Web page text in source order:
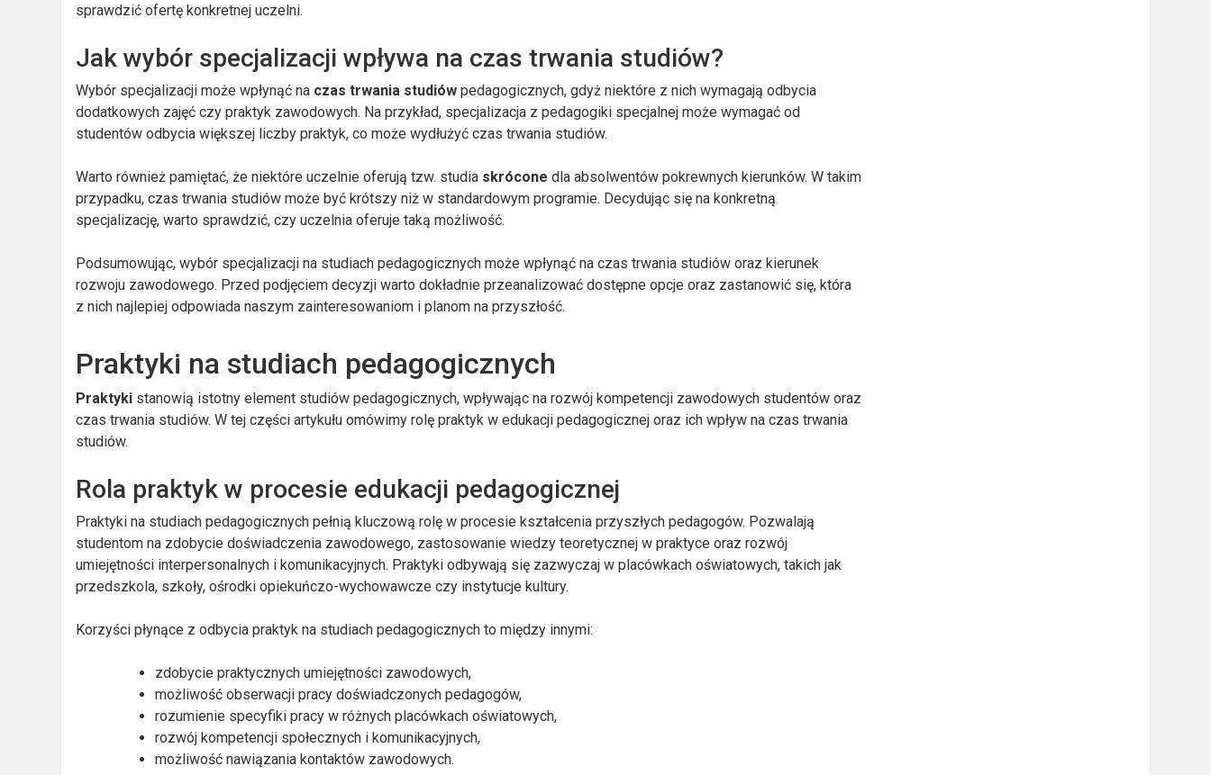
sprawdzić ofertę konkretnej uczelni.
Jak wybór specjalizacji wpływa na czas trwania studiów?
Wybór specjalizacji może wpłynąć na czas trwania studiów pedagogicznych, gdyż niektóre z nich wymagają odbycia
dodatkowych zajęć czy praktyk zawodowych. Na przykład, specjalizacja z pedagogiki specjalnej może wymagać od
studentów odbycia większej liczby praktyk, co może wydłużyć czas trwania studiów.
Warto również pamiętać, że niektóre uczelnie oferują tzw. studia skrócone dla absolwentów pokrewnych kierunków. W takim
przypadku, czas trwania studiów może być krótszy niż w standardowym programie. Decydując się na konkretną
specjalizację, warto sprawdzić, czy uczelnia oferuje taką możliwość.
Podsumowując, wybór specjalizacji na studiach pedagogicznych może wpłynąć na czas trwania studiów oraz kierunek
rozwoju zawodowego. Przed podjęciem decyzji warto dokładnie przeanalizować dostępne opcje oraz zastanowić się, która
z nich najlepiej odpowiada naszym zainteresowaniom i planom na przyszłość.
Praktyki na studiach pedagogicznych
Praktyki stanowią istotny element studiów pedagogicznych, wpływając na rozwój kompetencji zawodowych studentów oraz
czas trwania studiów. W tej części artykułu omówimy rolę praktyk w edukacji pedagogicznej oraz ich wpływ na czas trwania
studiów.
Rola praktyk w procesie edukacji pedagogicznej
Praktyki na studiach pedagogicznych pełnią kluczową rolę w procesie kształcenia przyszłych pedagogów. Pozwalają
studentom na zdobycie doświadczenia zawodowego, zastosowanie wiedzy teoretycznej w praktyce oraz rozwój
umiejętności interpersonalnych i komunikacyjnych. Praktyki odbywają się zazwyczaj w placówkach oświatowych, takich jak
przedszkola, szkoły, ośrodki opiekuńczo-wychowawcze czy instytucje kultury.
Korzyści płynące z odbycia praktyk na studiach pedagogicznych to między innymi:
zdobycie praktycznych umiejętności zawodowych,
możliwość obserwacji pracy doświadczonych pedagogów,
rozumienie specyfiki pracy w różnych placówkach oświatowych,
rozwój kompetencji społecznych i komunikacyjnych,
możliwość nawiązania kontaktów zawodowych.